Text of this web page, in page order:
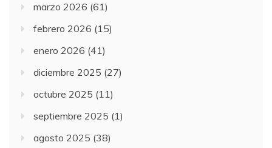
marzo 2026 (61)
febrero 2026 (15)
enero 2026 (41)
diciembre 2025 (27)
octubre 2025 (11)
septiembre 2025 (1)
agosto 2025 (38)